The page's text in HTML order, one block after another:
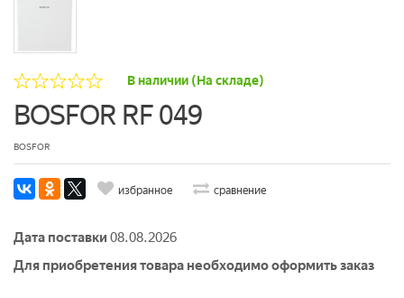
В наличии (На складе)
BOSFOR RF 049
BOSFOR
избранное сравнение
Дата поставки 08.08.2026
Для приобретения товара необходимо оформить заказ